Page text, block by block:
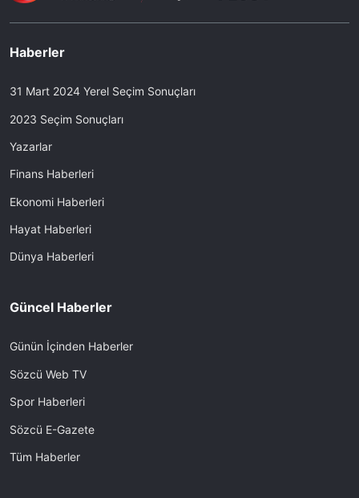
Haberler
31 Mart 2024 Yerel Seçim Sonuçları
2023 Seçim Sonuçları
Yazarlar
Finans Haberleri
Ekonomi Haberleri
Hayat Haberleri
Dünya Haberleri
Güncel Haberler
Günün İçinden Haberler
Sözcü Web TV
Spor Haberleri
Sözcü E-Gazete
Tüm Haberler